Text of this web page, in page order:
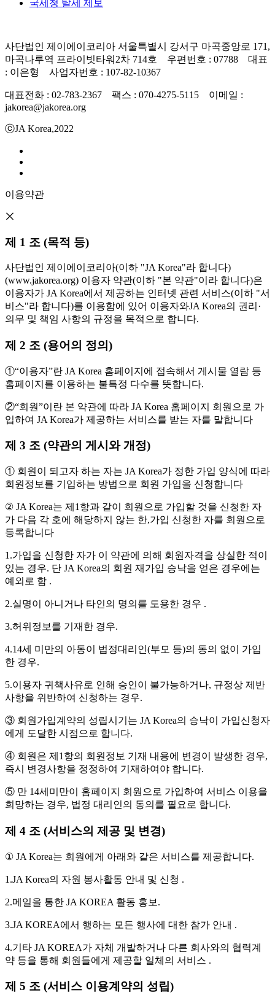
국세청 탈세 제보
사단법인 제이에이코리아 서울특별시 강서구 마곡중앙로 171,
마곡나루역 프라이빗타워2차 714호 우편번호 : 07788 대표
: 이은형 사업자번호 : 107-82-10367
대표전화 : 02-783-2367 팩스 : 070-4275-5115 이메일 :
jakorea@jakorea.org
ⓒJA Korea,2022
이용약관
제 1 조 (목적 등)
사단법인 제이에이코리아(이하 "JA Korea"라 합니다)
(www.jakorea.org) 이용자 약관(이하 "본 약관"이라 합니다)은
이용자가 JA Korea에서 제공하는 인터넷 관련 서비스(이하 "서
비스"라 합니다)를 이용함에 있어 이용자와JA Korea의 권리·
의무 및 책임 사항의 규정을 목적으로 합니다.
제 2 조 (용어의 정의)
①“이용자”란 JA Korea 홈페이지에 접속해서 게시물 열람 등
홈페이지를 이용하는 불특정 다수를 뜻합니다.
②“회원”이란 본 약관에 따라 JA Korea 홈페이지 회원으로 가
입하여 JA Korea가 제공하는 서비스를 받는 자를 말합니다
제 3 조 (약관의 게시와 개정)
① 회원이 되고자 하는 자는 JA Korea가 정한 가입 양식에 따라
회원정보를 기입하는 방법으로 회원 가입을 신청합니다
② JA Korea는 제1항과 같이 회원으로 가입할 것을 신청한 자
가 다음 각 호에 해당하지 않는 한,가입 신청한 자를 회원으로
등록합니다
1.가입을 신청한 자가 이 약관에 의해 회원자격을 상실한 적이
있는 경우. 단 JA Korea의 회원 재가입 승낙을 얻은 경우에는
예외로 함 .
2.실명이 아니거나 타인의 명의를 도용한 경우 .
3.허위정보를 기재한 경우.
4.14세 미만의 아동이 법정대리인(부모 등)의 동의 없이 가입
한 경우.
5.이용자 귀책사유로 인해 승인이 불가능하거나, 규정상 제반
사항을 위반하여 신청하는 경우.
③ 회원가입계약의 성립시기는 JA Korea의 승낙이 가입신청자
에게 도달한 시점으로 합니다.
④ 회원은 제1항의 회원정보 기재 내용에 변경이 발생한 경우,
즉시 변경사항을 정정하여 기재하여야 합니다.
⑤ 만 14세미만이 홈페이지 회원으로 가입하여 서비스 이용을
희망하는 경우, 법정 대리인의 동의를 필요로 합니다.
제 4 조 (서비스의 제공 및 변경)
① JA Korea는 회원에게 아래와 같은 서비스를 제공합니다.
1.JA Korea의 자원 봉사활동 안내 및 신청 .
2.메일을 통한 JA KOREA 활동 홍보.
3.JA KOREA에서 행하는 모든 행사에 대한 참가 안내 .
4.기타 JA KOREA가 자체 개발하거나 다른 회사와의 협력계
약 등을 통해 회원들에게 제공할 일체의 서비스 .
제 5 조 (서비스 이용계약의 성립)